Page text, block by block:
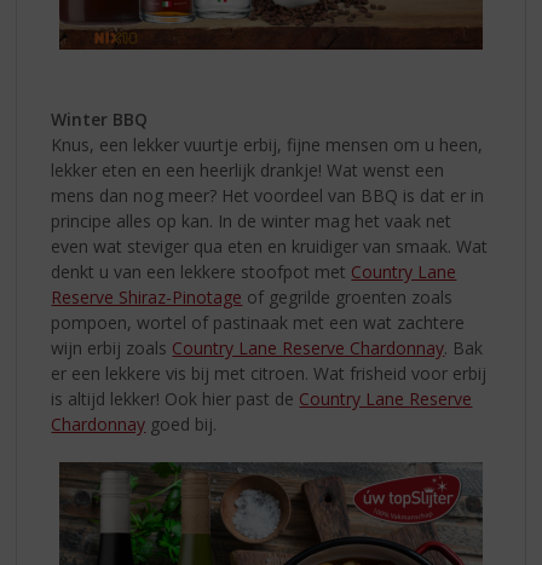
Winter BBQ
Knus, een lekker vuurtje erbij, fijne mensen om u heen,
lekker eten en een heerlijk drankje! Wat wenst een
mens dan nog meer? Het voordeel van BBQ is dat er in
principe alles op kan. In de winter mag het vaak net
even wat steviger qua eten en kruidiger van smaak. Wat
denkt u van een lekkere stoofpot met Country Lane
Reserve Shiraz-Pinotage of gegrilde groenten zoals
pompoen, wortel of pastinaak met een wat zachtere
wijn erbij zoals Country Lane Reserve Chardonnay. Bak
er een lekkere vis bij met citroen. Wat frisheid voor erbij
is altijd lekker! Ook hier past de Country Lane Reserve
Chardonnay goed bij.